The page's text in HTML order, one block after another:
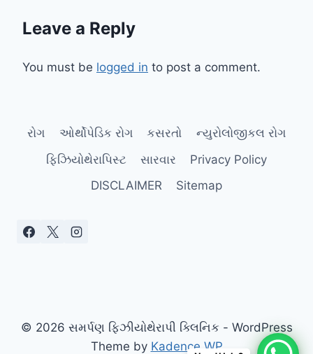
Leave a Reply
You must be logged in to post a comment.
રોગ ઓર્થોપેડિક રોગ કસરતો
ન્યુરોલોજીકલ રોગ
ફિઝિયોથેરાપિસ્ટ
સારવાર
Privacy Policy
DISCLAIMER
Sitemap
© 2026 સમર્પણ ફિઝીયોથેરાપી ક્લિનિક - WordPress
Theme by Kadence WP